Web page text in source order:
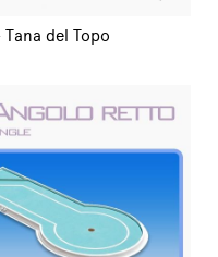
del Topo